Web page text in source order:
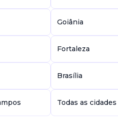
Goiânia
Fortaleza
Brasília
Todas as cidades